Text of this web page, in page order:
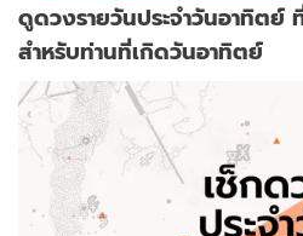
ดูดวงรายวันประจำวันอาทิตย์
สำหรับท่านที่เกิดวันอาทิตย์